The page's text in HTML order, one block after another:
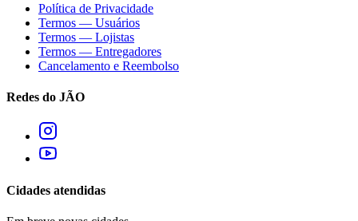
Política de Privacidade
Termos — Usuários
Termos — Lojistas
Termos — Entregadores
Cancelamento e Reembolso
Redes do JÃO
Cidades atendidas